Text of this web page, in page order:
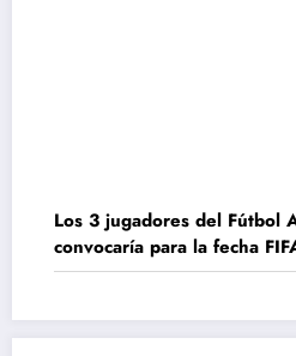
Los 3 jugadores del Fútbol
convocaría para la fecha